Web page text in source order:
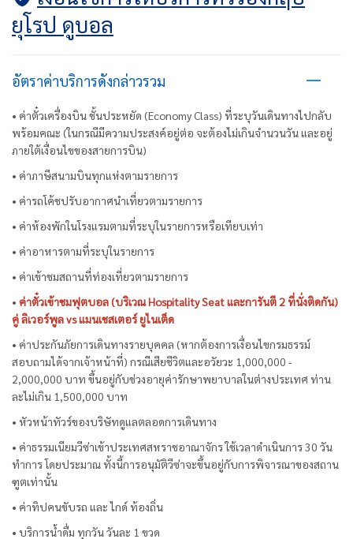
ยุโรป ดูบอล
อัตราค่าบริการดังกล่าวรวม
• ค่าตั๋วเครื่องบิน ชั้นประหยัด (Economy Class) ที่ระบุวันเดินทางไปกลับ
พร้อมคณะ (ในกรณีมีความประสงค์อยู่ต่อ จะต้องไม่เกินจำนวนวัน และอยู่
ภายใต้เงื่อนไขของสายการบิน)
• ค่าภาษีสนามบินทุกแห่งตามรายการ
• ค่ารถโค้ชปรับอากาศนำเที่ยวตามรายการ
• ค่าห้องพักในโรงแรมตามที่ระบุในรายการหรือเทียบเท่า
• ค่าอาหารตามที่ระบุในรายการ
• ค่าเข้าชมสถานที่ท่องเที่ยวตามรายการ
• ค่าตั๋วเข้าชมฟุตบอล (บริเวณ Hospitality Seat และการันตี 2 ที่นั่งติดกัน)
คู่ ลิเวอร์พูล vs แมนเชสเตอร์ ยูไนเต็ด
• ค่าประกันภัยการเดินทางรายบุคคล (หากต้องการเงื่อนไขกรมธรรม์
สอบถามได้จากเจ้าหน้าที่) กรณีเสียชีวิตและอวัยวะ 1,000,000 -
2,000,000 บาท ขึ้นอยู่กับช่วงอายุค่ารักษาพยาบาลในต่างประเทศ ท่าน
ละไม่เกิน 1,500,000 บาท
• หัวหน้าทัวร์ของบริษัทดูแลตลอดการเดินทาง
• ค่าธรรมเนียมวีซ่าเข้าประเทศสหราชอาณาจักร ใช้เวลาดำเนินการ 30 วัน
ทำการ โดยประมาณ ทั้งนี้การอนุมัติวีซ่าจะขึ้นอยู่กับการพิจารณาของสถาน
ฑูตเท่านั้น
• ค่าทิปคนขับรถ และ ไกด์ ท้องถิ่น
• บริการน้ำดื่ม ทุกวัน วันละ 1 ขวด